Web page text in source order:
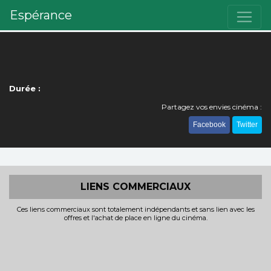
Espérance
Durée :
Partagez vos envies cinéma :
Facebook Twitter
LIENS COMMERCIAUX
Ces liens commerciaux sont totalement indépendants et sans lien avec les
offres et l'achat de place en ligne du cinéma.